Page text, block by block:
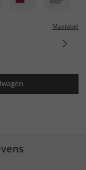
Maatabel